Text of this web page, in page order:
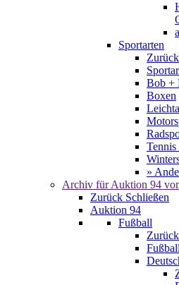
Sportarten
Zurück
Bob +
Boxen
»
Archiv für Auktion 94
Zurück Schließen
Auktion 94
Fußball
Zurück
Fußball